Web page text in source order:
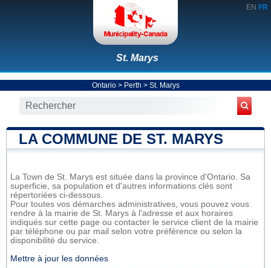
EN FR
St. Marys
Ontario> Perth > St. Marys
LA COMMUNE DE ST. MARYS
La Town de St. Marys est située dans la province d'Ontario. Sa
superficie, sa population et d'autres informations clés sont
répertoriées ci-dessous.
Pour toutes vos démarches administratives, vous pouvez vous
rendre à la mairie de St. Marys à l'adresse et aux horaires
indiqués sur cette page ou contacter le service client de la mairie
par téléphone ou par mail selon votre préférence ou selon la
disponibilité du service.
Mettre à jour les données